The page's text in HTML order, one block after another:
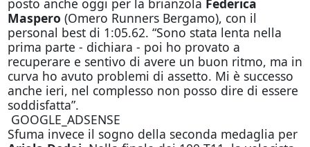
posto anche oggi per la brianzola Federica
Maspero (Omero Runners Bergamo), con il
personal best di 1:05.62. “Sono stata lenta nella
prima parte - dichiara - poi ho provato a
recuperare e sentivo di avere un buon ritmo, ma in
curva ho avuto problemi di assetto. Mi è successo
anche ieri, nel complesso non posso dire di essere
soddisfatta”.
GOOGLE_ADSENSE
Sfuma invece il sogno della seconda medaglia per